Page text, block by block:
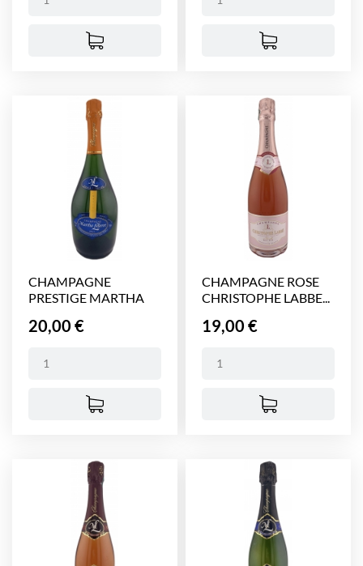
CHAMPAGNE
PRESTIGE MARTHA
Prix
20,00 €
CHAMPAGNE ROSE
CHRISTOPHE LABBE...
Prix
19,00 €